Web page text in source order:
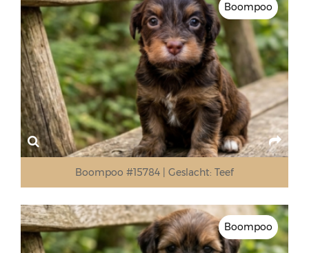
Boompoo
Boompoo #15784 Geslacht: Teef
Boompoo